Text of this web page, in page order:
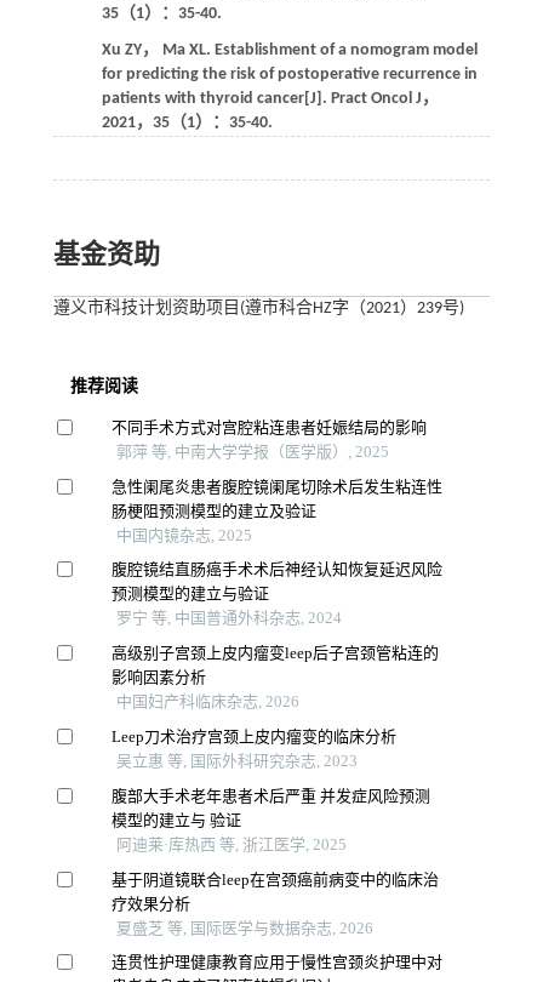
35（1）：35-40.
Xu ZY， Ma XL. Establishment of a nomogram model
for predicting the risk of postoperative recurrence in
patients with thyroid cancer[J]. Pract Oncol J ，
2021， 35（1）：35-40.
基金资助
遵义市科技计划资助项目(遵市科合HZ字（2021）239号)